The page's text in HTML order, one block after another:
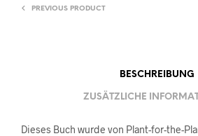
PREVIOUS PRODUCT
BESCHREIBUNG
ZUSÄTZLICHE
Dieses Buch wurde von Plant-for-the-